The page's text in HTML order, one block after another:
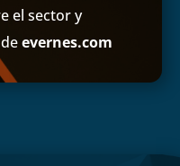
el sector y
deevernes.com